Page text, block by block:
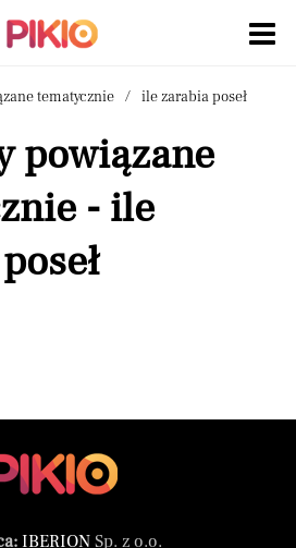
tematycznie ile zarabia poseł
powiązane
- ile
IBERIONSp. z o.o.